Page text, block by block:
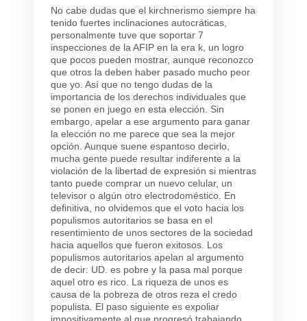
No cabe dudas que el kirchnerismo siempre ha
tenido fuertes inclinaciones autocráticas,
personalmente tuve que soportar 7
inspecciones de la AFIP en la era k, un logro
que pocos pueden mostrar, aunque reconozco
que otros la deben haber pasado mucho peor
que yo. Así que no tengo dudas de la
importancia de los derechos individuales que
se ponen en juego en esta elección. Sin
embargo, apelar a ese argumento para ganar
la elección no me parece que sea la mejor
opción. Aunque suene espantoso decirlo,
mucha gente puede resultar indiferente a la
violación de la libertad de expresión si mientras
tanto puede comprar un nuevo celular, un
televisor o algún otro electrodoméstico. En
definitiva, no olvidemos que el voto hacia los
populismos autoritarios se basa en el
resentimiento de unos sectores de la sociedad
hacia aquellos que fueron exitosos. Los
populismos autoritarios apelan al argumento
de decir: UD. es pobre y la pasa mal porque
aquel otro es rico. La riqueza de unos es
causa de la pobreza de otros reza el credo
populista. El paso siguiente es expoliar